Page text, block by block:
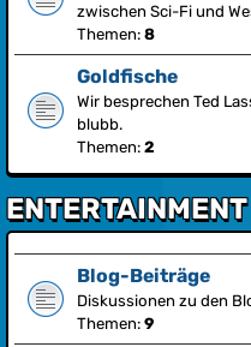
zwischen Sci-Fi und
Themen: 8
Goldfische
Wir besprechen Ted
blubb.
Themen: 2
ENTERTAINMENT
Blog-Beiträge
Diskussionen zu den
Themen: 9